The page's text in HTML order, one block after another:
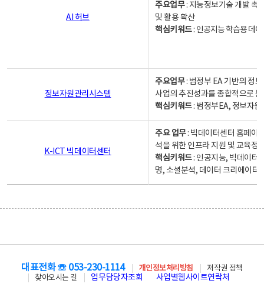
AI 허브
주요업무: 지능정보기술 개발 촉
및 활용 확산
핵심키워드: 인공지능 학습용 데
정보자원관리시스템
주요업무: 범정부 EA 기반의 정
사업의 추진성과를 종합적으로
핵심키워드: 범정부EA, 정보자
K-ICT 빅데이터센터
주요 업무: 빅데이터센터 홈페이
석을 위한 인프라 지원 및 교육정
핵심키워드: 인공지능, 빅데이터,
명, 소셜분석, 데이터 크리에이터
대표전화 ☏ 053-230-1114 개인정보처리방침
저작권 정책
찾아오시는 길
업무담당자조회 사업별웹사이트연락처